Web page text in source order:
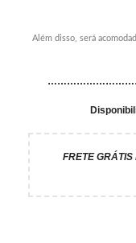
Além disso, será
FRETE